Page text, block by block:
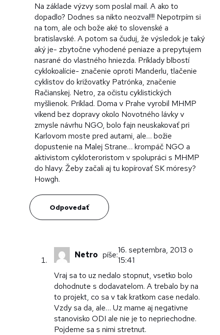
Na základe výzvy som poslal mail. A ako to
dopadlo? Dodnes sa nikto neozval!!! Nepotrpím si
na tom, ale och bože aké to slovenské a
bratislavské. A potom sa čuduj, že výsledok je taký
aký je- zbytočne vyhodené peniaze a prepytujem
nasrané do vlastného hniezda. Príklady blbostí
cyklokoalície- značenie oproti Manderlu, tlačenie
cyklistov do križovatky Patrónka, značenie
Račianskej. Netro, za očistu cyklistických
myšlienok. Príklad. Doma v Prahe vyrobil MHMP
víkend bez dopravy okolo Novotného lávky v
zmysle návrhu NGO, bolo fajn neuskakovať pri
Karlovom moste pred autami, ale… božie
dopustenie na Malej Strane… krompáč NGO a
aktivistom cykloteroristom v spolupráci s MHMP
do hlavy. Žeby začali aj tu kopírovať SK móresy?
Howgh.
Odpovedať
Netro píše:16. septembra, 2013 o
15:41
Vraj sa to uz nedalo stopnut, vsetko bolo
dohodnute s dodavatelom. A trebalo by na
to projekt, co sa v tak kratkom case nedalo.
Vzdy sa da, ale… Uz mame aj negativne
stanovisko ODI ale nie je to nepriechodne.
Pojdeme sa s nimi stretnut.